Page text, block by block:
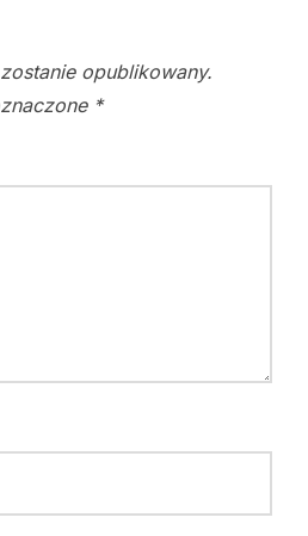
opublikowany.
*